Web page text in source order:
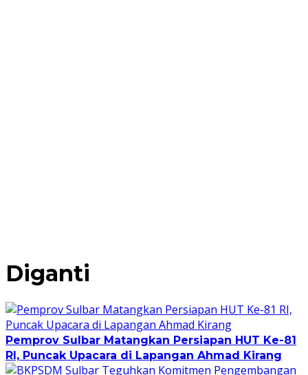
Diganti
Pemprov Sulbar Matangkan Persiapan HUT Ke-81
RI, Puncak Upacara di Lapangan Ahmad Kirang